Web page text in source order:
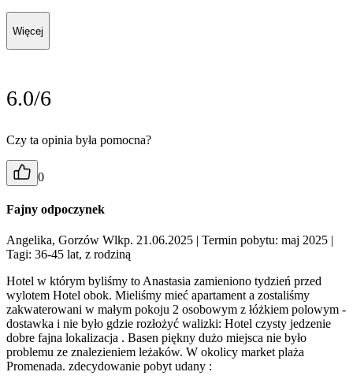
Więcej
6.0/6
Czy ta opinia była pomocna?
0
Fajny odpoczynek
Angelika, Gorzów Wlkp. 21.06.2025 | Termin pobytu: maj 2025 |
Tagi: 36-45 lat, z rodziną
Hotel w którym byliśmy to Anastasia zamieniono tydzień przed
wylotem Hotel obok. Mieliśmy mieć apartament a zostaliśmy
zakwaterowani w małym pokoju 2 osobowym z łóżkiem polowym -
dostawka i nie było gdzie rozłożyć walizki: Hotel czysty jedzenie
dobre fajna lokalizacja . Basen piękny dużo miejsca nie było
problemu ze znalezieniem leżaków. W okolicy market plaża
Promenada. zdecydowanie pobyt udany :